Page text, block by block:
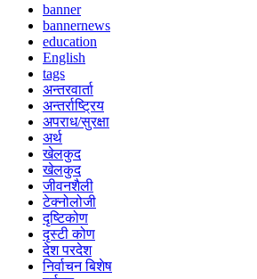
banner
bannernews
education
English
tags
अन्तरवार्ता
अन्तर्राष्ट्रिय
अपराध/सुरक्षा
अर्थ
खेलकुद
खेलकुद
जीवनशैली
टेक्नोलोजी
दृष्टिकोण
दृस्टी कोण
देश परदेश
निर्वाचन बिशेष